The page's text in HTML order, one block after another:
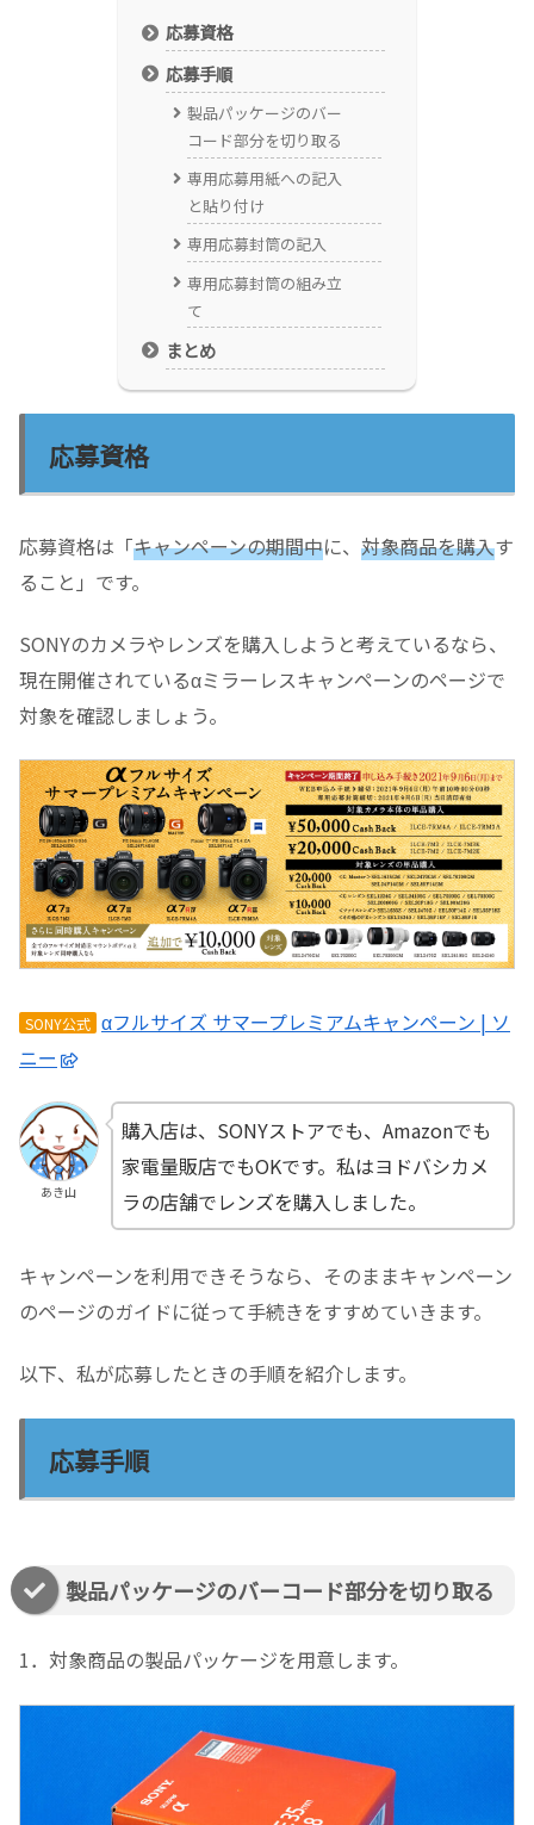
応募資格
応募手順
製品パッケージのバー
コード部分を切り取る
専用応募用紙への記入
と貼り付け
専用応募封筒の記入
専用応募封筒の組み立
て
まとめ
応募資格
応募資格は「キャンペーンの期間中に、 対象商品を購入す
ること」です。
SONYのカメラやレンズを購入しようと考えているなら、
現在開催されているαミラーレスキャンペーンのページで
対象を確認しましょう。
SONY公式 αフルサイズ サマープレミアムキャンペーン | ソ
ニー
あき山
購入店は、SONYストアでも、Amazonでも
家電量販店でもOKです。私はヨドバシカメ
ラの店舗でレンズを購入しました。
キャンペーンを利用できそうなら、そのままキャンペーン
のページのガイドに従って手続きをすすめていきます。
以下、私が応募したときの手順を紹介します。
応募手順
製品パッケージのバーコード部分を切り取る
1．対象商品の製品パッケージを用意します。